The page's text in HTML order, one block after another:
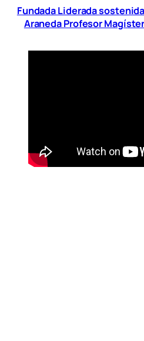
Fundada Liderada
Araneda Profesor